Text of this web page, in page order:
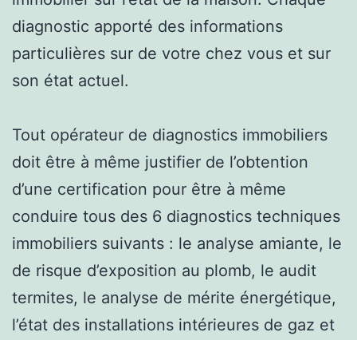
diagnostic apporté des informations
particulières sur de votre chez vous et sur
son état actuel.
Tout opérateur de diagnostics immobiliers
doit être à même justifier de l’obtention
d’une certification pour être à même
conduire tous des 6 diagnostics techniques
immobiliers suivants : le analyse amiante, le
de risque d’exposition au plomb, le audit
termites, le analyse de mérite énergétique,
l’état des installations intérieures de gaz et